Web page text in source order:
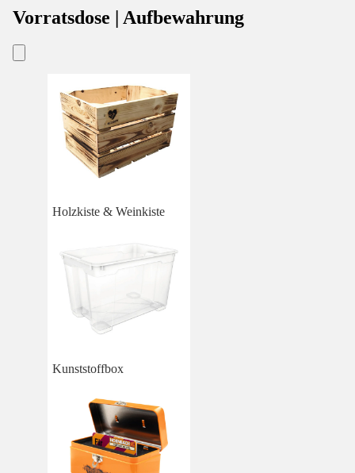
Vorratsdose | Aufbewahrung
Holzkiste & Weinkiste
Kunststoffbox